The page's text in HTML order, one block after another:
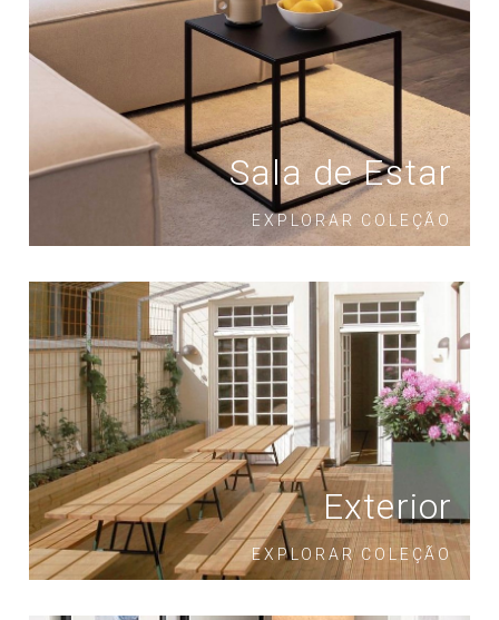
Sala de Estar
EXPLORAR COLEÇÃO
Exterior
EXPLORAR COLEÇÃO